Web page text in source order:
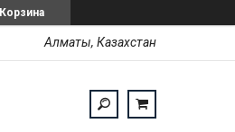
Корзина
Алматы, Казахстан